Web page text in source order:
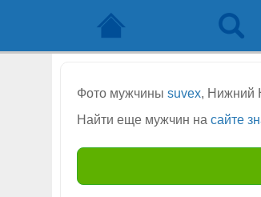
Фото мужчины suvex, Нижний
Найти еще мужчин на сайте